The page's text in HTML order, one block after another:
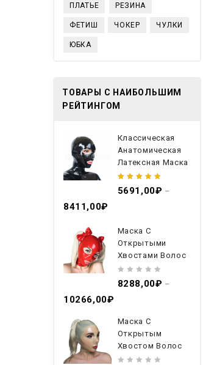
ПЛАТЬЕ РЕЗИНА
ФЕТИШ ЧОКЕР ЧУЛКИ
ЮБКА
ТОВАРЫ С НАИБОЛЬШИМ
РЕЙТИНГОМ
Классическая
Анатомическая
Латексная Маска
5691,00₽ –
8411,00₽
Маска С
Открытыми
Хвостами Волос
8288,00₽ –
10266,00₽
Маска С
Открытым
Хвостом Волос